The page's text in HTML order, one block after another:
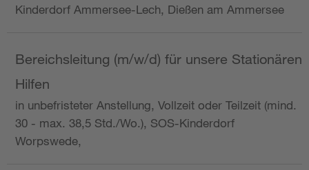
Kinderdorf Ammersee-Lech, Dießen am Ammersee
Bereichsleitung (m/w/d) für unsere Stationären
Hilfen
in unbefristeter Anstellung, Vollzeit oder Teilzeit (mind.
30 - max. 38,5 Std./Wo.), SOS-Kinderdorf
Worpswede,